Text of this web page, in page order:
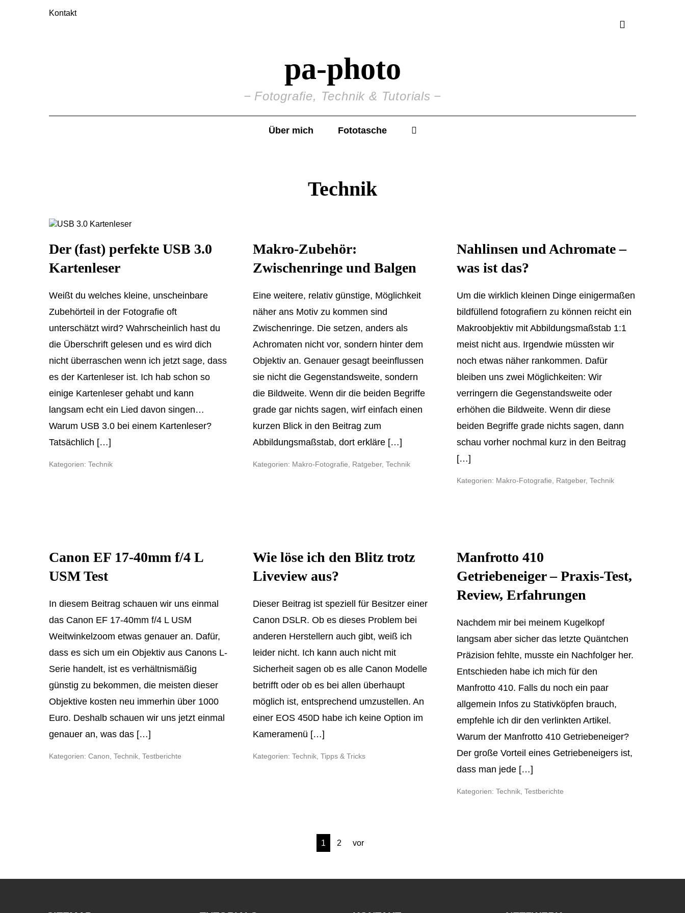
Kontakt
pa-photo
Fotografie, Technik & Tutorials
Über mich Fototasche
Technik
Der (fast) perfekte USB 3.0
Kartenleser
Weißt du welches kleine, unscheinbare
Zubehörteil in der Fotografie oft
unterschätzt wird? Wahrscheinlich hast du
die Überschrift gelesen und es wird dich
nicht überraschen wenn ich jetzt sage, dass
es der Kartenleser ist. Ich hab schon so
einige Kartenleser gehabt und kann
langsam echt ein Lied davon singen…
Warum USB 3.0 bei einem Kartenleser?
Tatsächlich […]
Kategorien: Technik
Makro-Zubehör:
Zwischenringe und Balgen
Eine weitere, relativ günstige, Möglichkeit
näher ans Motiv zu kommen sind
Zwischenringe. Die setzen, anders als
Achromaten nicht vor, sondern hinter dem
Objektiv an. Genauer gesagt beeinflussen
sie nicht die Gegenstandsweite, sondern
die Bildweite. Wenn dir die beiden Begriffe
grade gar nichts sagen, wirf einfach einen
kurzen Blick in den Beitrag zum
Abbildungsmaßstab, dort erkläre […]
Kategorien: Makro-Fotografie Ratgeber, Technik
Nahlinsen und Achromate –
was ist das?
Um die wirklich kleinen Dinge einigermaßen
bildfüllend fotografiern zu können reicht ein
Makroobjektiv mit Abbildungsmaßstab 1:1
meist nicht aus. Irgendwie müssten wir
noch etwas näher rankommen. Dafür
bleiben uns zwei Möglichkeiten: Wir
verringern die Gegenstandsweite oder
erhöhen die Bildweite. Wenn dir diese
beiden Begriffe grade nichts sagen, dann
schau vorher nochmal kurz in den Beitrag
[…]
Kategorien: Makro-Fotografie Ratgeber, Technik
Canon EF 17-40mm f/4 L
USM Test
In diesem Beitrag schauen wir uns einmal
das Canon EF 17-40mm f/4 L USM
Weitwinkelzoom etwas genauer an. Dafür,
dass es sich um ein Objektiv aus Canons L-
Serie handelt, ist es verhältnismäßig
günstig zu bekommen, die meisten dieser
Objektive kosten neu immerhin über 1000
Euro. Deshalb schauen wir uns jetzt einmal
genauer an, was das […]
Kategorien: Canon Technik Testberichte
Wie löse ich den Blitz trotz
Liveview aus?
Dieser Beitrag ist speziell für Besitzer einer
Canon DSLR. Ob es dieses Problem bei
anderen Herstellern auch gibt, weiß ich
leider nicht. Ich kann auch nicht mit
Sicherheit sagen ob es alle Canon Modelle
betrifft oder ob es bei allen überhaupt
möglich ist, entsprechend umzustellen. An
einer EOS 450D habe ich keine Option im
Kameramenü […]
Kategorien: Technik, Tipps & Tricks
Manfrotto 410
Getriebeneiger – Praxis-Test,
Review, Erfahrungen
Nachdem mir bei meinem Kugelkopf
langsam aber sicher das letzte Quäntchen
Präzision fehlte, musste ein Nachfolger her.
Entschieden habe ich mich für den
Manfrotto 410. Falls du noch ein paar
allgemein Infos zu Stativköpfen brauch,
empfehle ich dir den verlinkten Artikel.
Warum der Manfrotto 410 Getriebeneiger?
Der große Vorteil eines Getriebeneigers ist,
dass man jede […]
Kategorien: Technik, Testberichte
1 2 vor